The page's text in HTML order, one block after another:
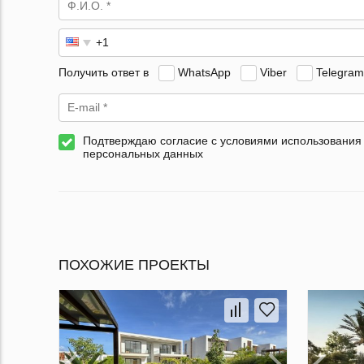
Получить ответ в WhatsApp Viber Telegram
Подтверждаю согласие с условиями использования
персональных данных
ПОХОЖИЕ ПРОЕКТЫ